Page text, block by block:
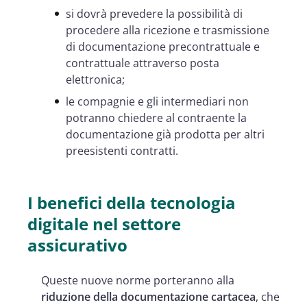
si dovrà prevedere la possibilità di
procedere alla ricezione e trasmissione
di documentazione precontrattuale e
contrattuale attraverso posta
elettronica;
le compagnie e gli intermediari non
potranno chiedere al contraente la
documentazione già prodotta per altri
preesistenti contratti.
I benefici della tecnologia
digitale nel settore
assicurativo
Queste nuove norme porteranno alla
riduzione della documentazione cartacea, che